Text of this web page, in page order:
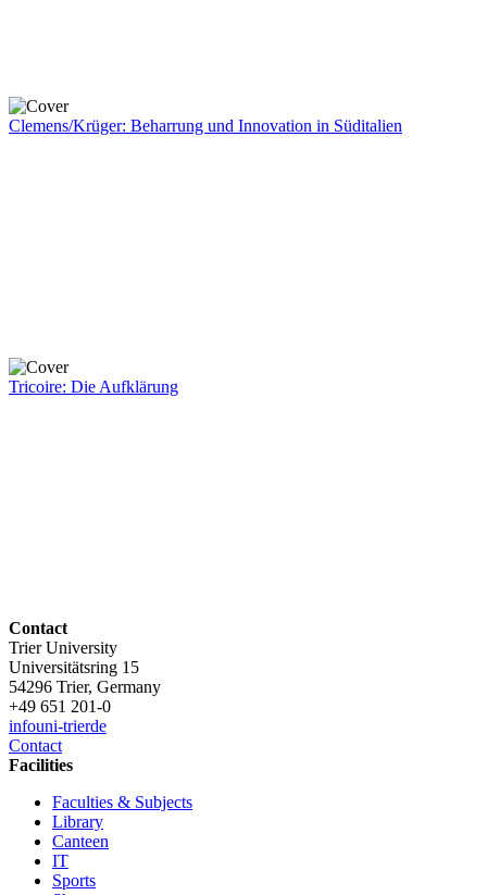
Clemens/Krüger: Beharrung und Innovation in Süditalien
Tricoire: Die Aufklärung
Contact
Trier University
Universitätsring 15
54296 Trier, Germany
+49 651 201-0
infouni-trierde
Contact
Facilities
Faculties & Subjects
Library
Canteen
IT
Sports